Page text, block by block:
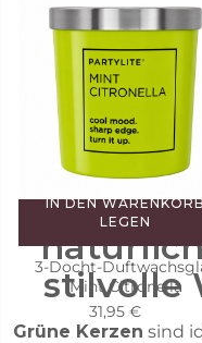
LEGEN
4-Docht-
Wild Lemongrass
30,00 € 74,95 €
Angebot
IN DEN
LEGEN
3-Docht-
Mint Citronella
31,95 €
stilvolle
Grüne Kerzen sind